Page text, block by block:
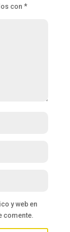
con *
y web en
comente.